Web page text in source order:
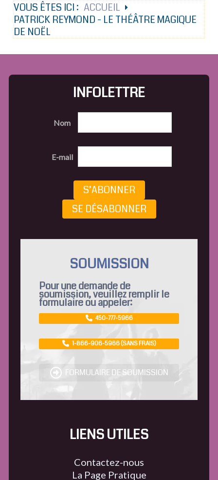
VOUS ÊTES ICI : ACCUEIL
PATRICK REYMOND - LE THÉÂTRE MAGIQUE
DE NOËL
INFOLETTRE
Nom
E-mail
S’ABONNER
SE DÉSABONNER
SOUMISSION
Pour une demande de
soumission, veuillez remplir le
formulaire ou appeler:
450-777-5966
1-866-906-5966 (SANS FRAIS)
FORMULAIRE DE SOUMISSION
LIENS UTILES
Contactez-nous
La Page Pratique